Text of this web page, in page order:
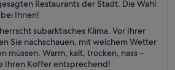
Restaurants der Stadt. Die Wahl
Ihnen!
subarktisches Klima. Vor Ihrer
Sie nachschauen, mit welchem Wetter
müssen. Warm, kalt, trocken, nass –
Ihren Koffer entsprechend!